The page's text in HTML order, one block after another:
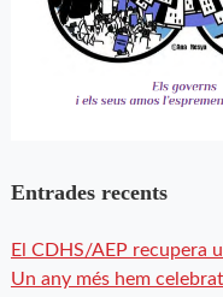
Entrades recents
El CDHS/AEP recupera
Un any més hem